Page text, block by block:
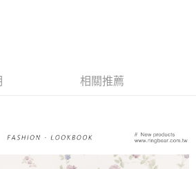
）提供予台灣大哥大進項蒐集、處理及利用，
單所需資料之確認、核對及更正。
消欲退款等相關疑問，請聯繫「AFTEE先享後付
support/home
內提供個人資料，並將交易相關給付款項請求債
司。
經同意申辦者引起之損失，本公司不負相關責
」時，將依據個別帳號之用戶狀況，依本公司即
以上)免運費
相關推薦